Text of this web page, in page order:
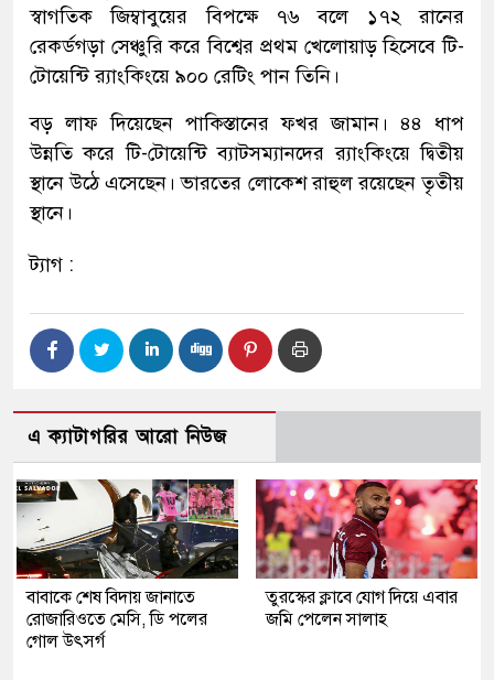
স্বাগতিক জিম্বাবুয়ের বিপক্ষে ৭৬ বলে ১৭২ রানের
রেকর্ডগড়া সেঞ্চুরি করে বিশ্বের প্রথম খেলোয়াড় হিসেবে টি-
টোয়েন্টি র‌্যাংকিংয়ে ৯০০ রেটিং পান তিনি।
বড় লাফ দিয়েছেন পাকিস্তানের ফখর জামান। ৪৪ ধাপ
উন্নতি করে টি-টোয়েন্টি ব্যাটসম্যানদের র‌্যাংকিংয়ে দ্বিতীয়
স্থানে উঠে এসেছেন। ভারতের লোকেশ রাহুল রয়েছেন তৃতীয়
স্থানে।
ট্যাগ :
এ ক্যাটাগরির আরো নিউজ
বাবাকে শেষ বিদায় জানাতে
রোজারিওতে মেসি, ডি পলের
গোল উৎসর্গ
তুরস্কের ক্লাবে যোগ দিয়ে এবার
জমি পেলেন সালাহ